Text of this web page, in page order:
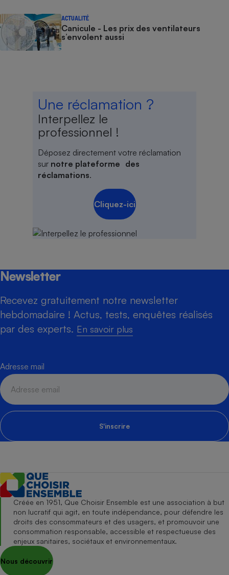
ACTUALITÉ
Canicule - Les prix des ventilateurs
s’envolent aussi
Une réclamation ?
Interpellez le
professionnel !
Déposez directement votre réclamation
sur notre plateforme des
réclamations.
Cliquez-ici
Newsletter
Recevez gratuitement notre newsletter
hebdomadaire ! Actus, tests, enquêtes réalisés
par des experts. En savoir plus
Adresse mail
S'inscrire
Créée en 1951, Que Choisir Ensemble est une association à but
non lucratif qui agit, en toute indépendance, pour défendre les
droits des consommateurs et des usagers, et promouvoir une
consommation responsable, accessible et respectueuse des
enjeux sanitaires, sociétaux et environnementaux.
Nous découvrir